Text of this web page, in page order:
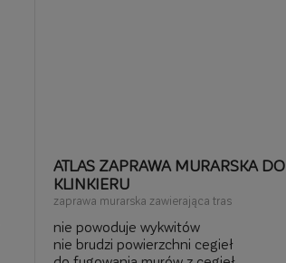
ATLAS ZAPRAWA MURARSKA DO
KLINKIERU
zaprawa murarska zawierająca tras
nie powoduje wykwitów
nie brudzi powierzchni cegieł